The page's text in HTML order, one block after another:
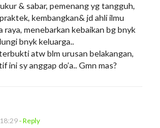
& sabar, pemenang yg tangguh,
kembangkan& jd ahli ilmu
raya, menebarkan kebaikan bg bnyk
bnyk keluarga..
atw blm urusan belakangan,
ini sy anggap do’a.. Gmn mas?
- Reply